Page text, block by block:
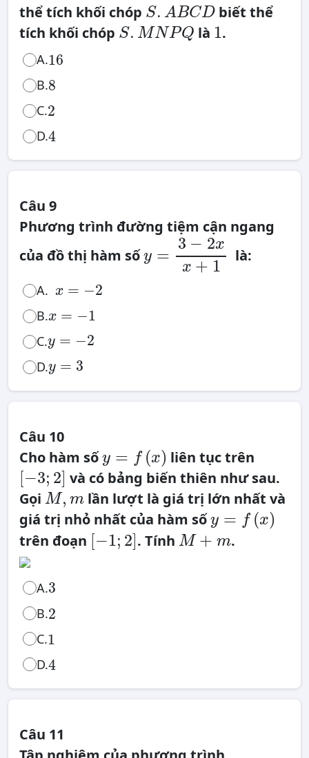
B
,
S
C
,
S
D
thể tích khối chóp S. ABCD
.
A
B
C
D
biết thể
tích khối chóp S. MNPQ
S
.
M
N là 1
1.
A.16
16
B.8
8
C.2
2
D.4
4
Câu 9
Phương trình đường tiệm cận ngang
của đồ thị hàm sốy =
3 − 2x
x + 1
y
3 −2 xx+1 là:
A. x = −2
x =−
B.x = −1
x =−
C.y = −2
y =−
D.y = 3
y =3
Câu 10
Cho hàm sốy = f (x)
y
=
f
(x ) liên tục trên
[−3; 2]
[ 3; 2] và có bảng biến thiên như sau.
Gọi M, m
M
,
m
lần lượt là giá trị lớn nhất và
giá trị nhỏ nhất của hàm sốy = f (x)
y
=
f
(x
trên đoạn [−1; 2]
[ 1; 2]. Tính M + m
M
+
m .
A.3
3
B.2
2
C.1
1
D.4
4
Câu 11